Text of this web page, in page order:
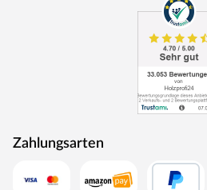
Zahlungsarten